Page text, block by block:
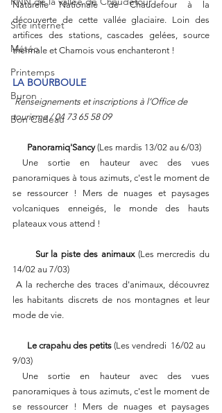
Site internet
Météo
Printemps
Buron
Bon Cadeau
Naturelle Nationale de Chaudefour à la
découverte de cette vallée glaciaire. Loin des
artifices des stations, cascades gelées, source
thermale et Chamois vous enchanteront !
LA BOURBOULE
Renseignements et inscriptions à l’Office de
tourisme / 04 73 65 58 09
       Panoramiq'Sancy
(Les mardis 13/02 au 6/03)
panoramiques à tous azimuts, c'est le moment de
se ressourcer ! Mers de nuages et paysages
volcaniques enneigés, le monde des hauts
plateaux vous attend !
       Sur la piste des animaux
(Les mercredis du
14/02 au 7/03)
les habitants discrets de nos montagnes et leur
mode de vie.
       Le crapahu des petits
(Les vendredi  16/02 au
9/03)
panoramiques à tous azimuts, c'est le moment de
se ressourcer ! Mers de nuages et paysages